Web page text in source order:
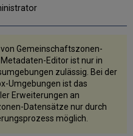
Gemeinschaftszonen-
Editor ist nur in
zulässig. Bei der
Umgebungen ist das
Erweiterungen an
Datensätze nur durch
möglich.